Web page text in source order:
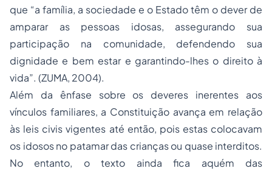
que “a família, a sociedade e o Estado têm o dever de
amparar as pessoas idosas, assegurando sua
participação na comunidade, defendendo sua
dignidade e bem estar e garantindo-lhes o direito à
vida”. (ZUMA, 2004).
Além da ênfase sobre os deveres inerentes aos
vínculos familiares, a Constituição avança em relação
às leis civis vigentes até então, pois estas colocavam
os idosos no patamar das crianças ou quase interditos.
No entanto, o texto ainda fica aquém das